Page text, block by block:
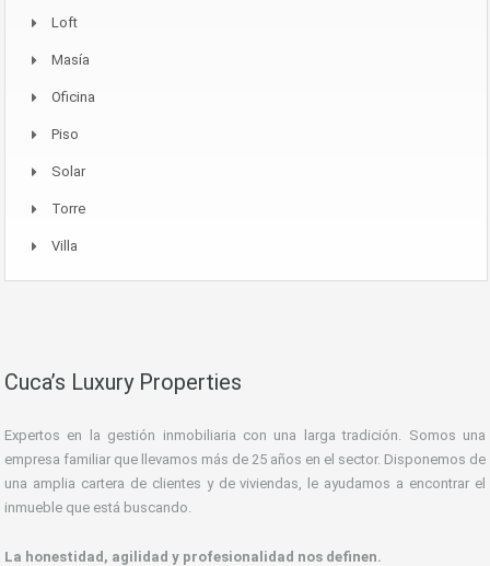
Loft
Masía
Oficina
Piso
Solar
Torre
Villa
Cuca’s Luxury Properties
Expertos en la gestión inmobiliaria con una larga tradición. Somos una
empresa familiar que llevamos más de 25 años en el sector. Disponemos de
una amplia cartera de clientes y de viviendas, le ayudamos a encontrar el
inmueble que está buscando.
La honestidad, agilidad y profesionalidad nos definen.